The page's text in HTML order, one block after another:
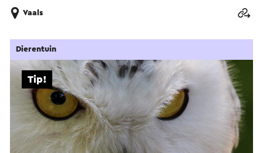
Vaals
Tip!
Dierentuin